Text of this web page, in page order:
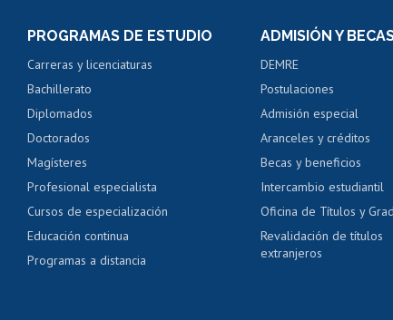
Consulta y
Servicio médico y
Pago de arancel y
Pago de arancel y
Certificado de
PROGRAMAS DE ESTUDIO
Carreras y licenciaturas
Bachillerato
Diplomados
Doctorados
Magísteres
Profesional especialista
Cursos de especialización
Educación continua
Programas a distancia
ADMISIÓN Y
DEMRE
Postulaciones
Admisión especial
Aranceles y créditos
Becas y beneficios
Intercambio estudiantil
Oficina de Títulos y
Revalidación de títulos
extranjeros